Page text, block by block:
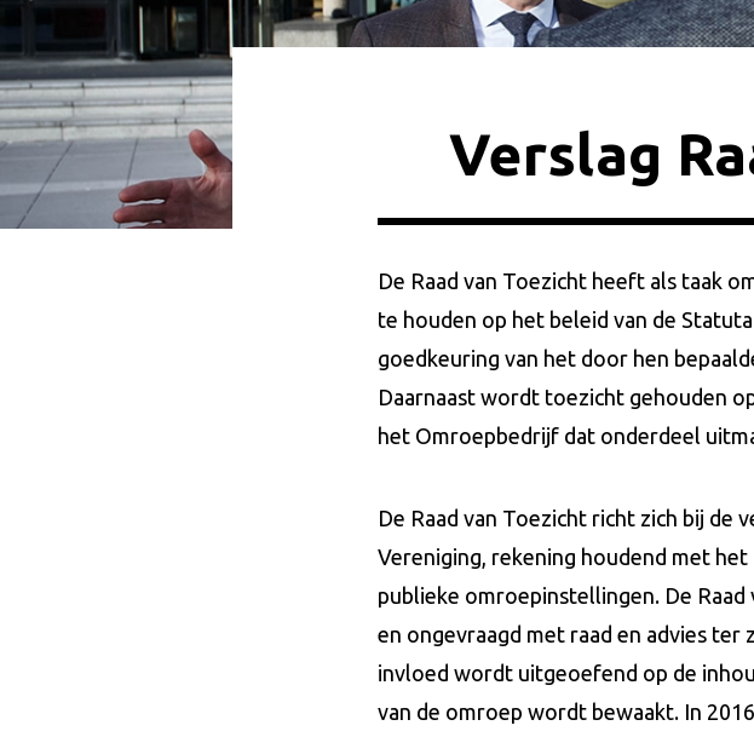
Verslag
De Raad van Toezicht heeft als taak
te houden op het beleid van de
goedkeuring van het door hen
Daarnaast wordt toezicht gehouden
het Omroepbedrijf dat onderdeel
De Raad van Toezicht richt zich bij de
Vereniging, rekening houdend met
publieke omroepinstellingen. De
en ongevraagd met raad en advies
invloed wordt uitgeoefend op de
van de omroep wordt bewaakt. In